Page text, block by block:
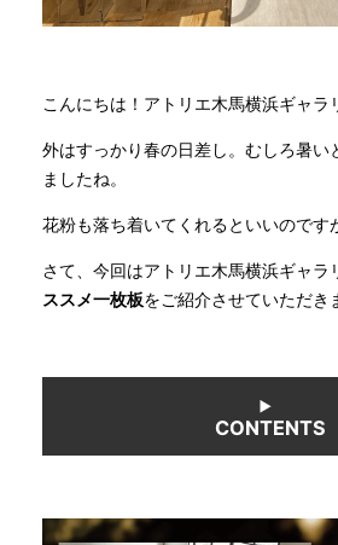
WEBカタログ
全商品一覧
新入荷情報
納品事例
MOKUBA CHANNEL
よくあるご質問
こんにちは！アトリエ木馬横浜ギャラ
外はすっかり春の日差し。むしろ暑い
ましたね。
花粉も落ち着いてくれるといいので
さて、今回はアトリエ木馬横浜ギャラ
ススメ一枚板をご紹介させていただき
CONTENTS